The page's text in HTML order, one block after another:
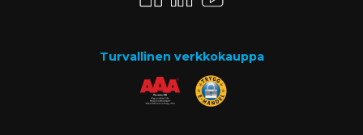
Turvallinen verkkokauppa